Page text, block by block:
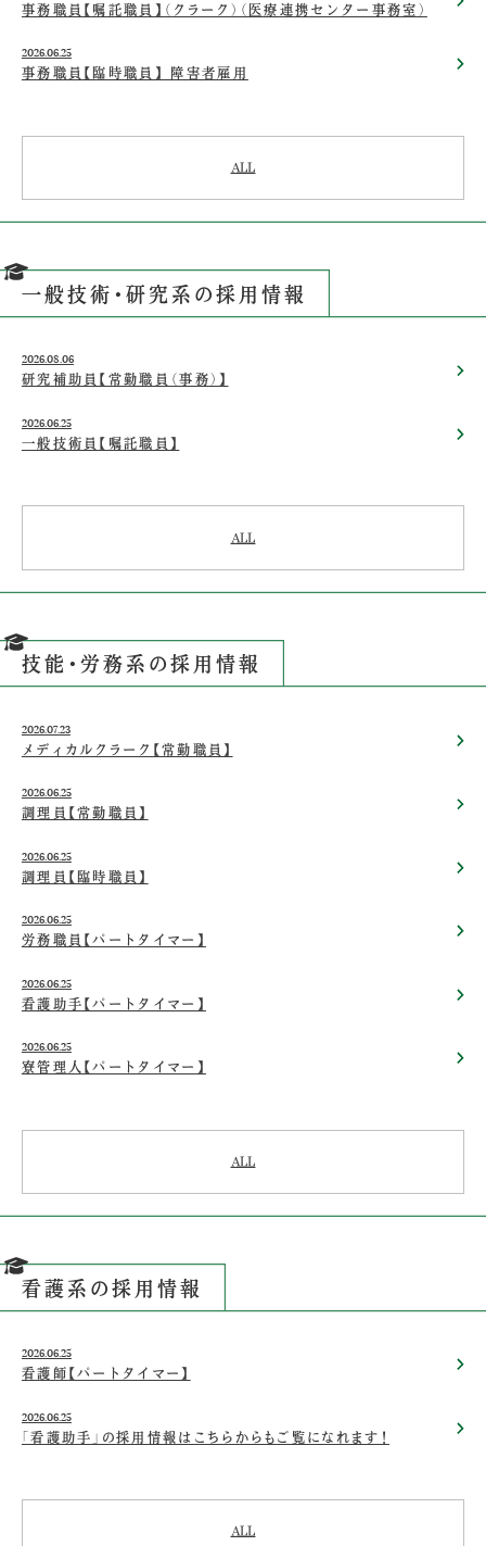
事務職員【嘱託職員】（クラーク）（医療連携センター事務室）
2026.06.25
事務職員【臨時職員】 障害者雇用
ALL
一般技術・研究系の採用情報
2026.08.06
研究補助員【常勤職員（事務）】
2026.06.25
一般技術員【嘱託職員】
ALL
技能・労務系の採用情報
2026.07.23
メディカルクラーク【常勤職員】
2026.06.25
調理員【常勤職員】
2026.06.25
調理員【臨時職員】
2026.06.25
労務職員【パートタイマー】
2026.06.25
看護助手【パートタイマー】
2026.06.25
寮管理人【パートタイマー】
ALL
看護系の採用情報
2026.06.25
看護師【パートタイマー】
2026.06.25
「看護助手」の採用情報はこちらからもご覧になれます！
ALL